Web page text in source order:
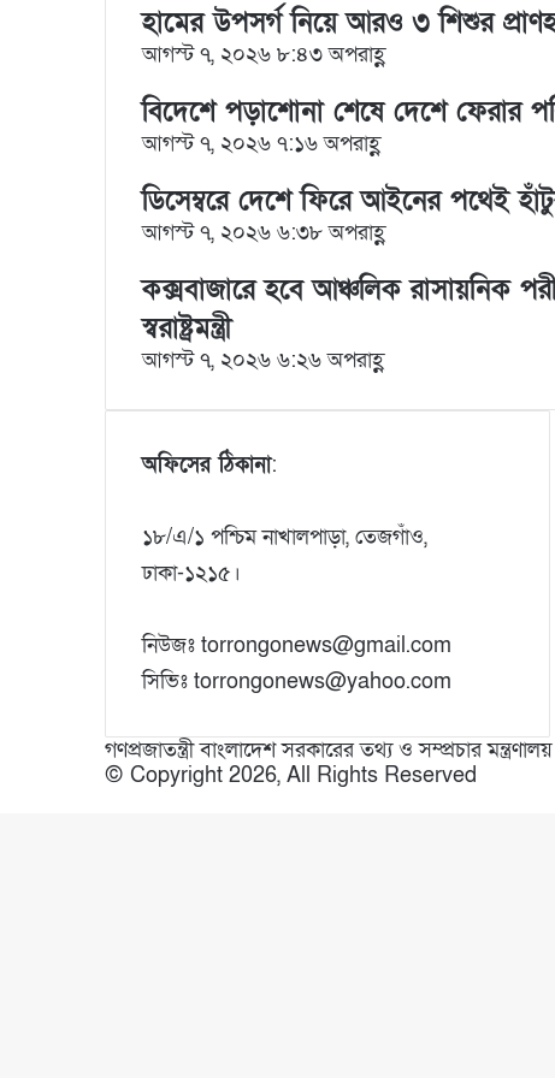
ns
t
t
e
a
E
a
i
l
হামের উপসর্গ নিয়ে আরও ৩ শিশুর
আগস্ট ৭, ২০২৬ ৮:৪৩ অপরাহ্ণ
বিদেশে পড়াশোনা শেষে দেশে ফেরার
আগস্ট ৭, ২০২৬ ৭:১৬ অপরাহ্ণ
ডিসেম্বরে দেশে ফিরে আইনের পথেই
আগস্ট ৭, ২০২৬ ৬:৩৮ অপরাহ্ণ
কক্সবাজারে হবে আঞ্চলিক রাসায়নিক
স্বরাষ্ট্রমন্ত্রী
আগস্ট ৭, ২০২৬ ৬:২৬ অপরাহ্ণ
অফিসের ঠিকানা:
১৮/এ/১ পশ্চিম নাখালপাড়া, তেজগাঁও,
ঢাকা-১২১৫।
নিউজঃ torrongonews@gmail.com
সিভিঃ torrongonews@yahoo.com
গণপ্রজাতন্ত্রী বাংলাদেশ সরকারের তথ্য ও সম্প্রচার
© Copyright 2026, All Rights Reserved